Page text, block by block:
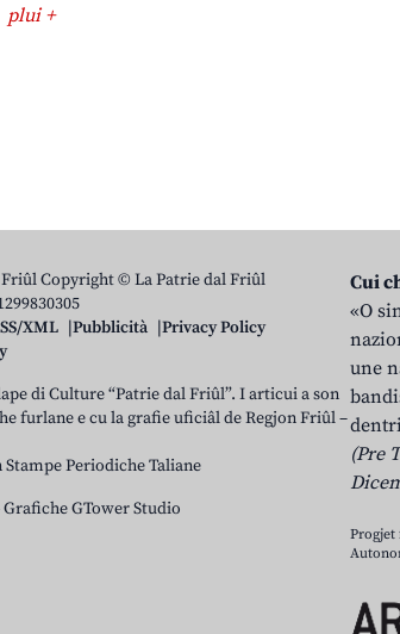
plui +
Copyright © La Patrie dal Friûl
XML Pubblicità
Privacy Policy
di Culture “Patrie dal Friûl”. I articui a son
furlane e cu la grafie uficiâl de Regjon Friûl –
Stampe Periodiche Taliane
Grafiche GTower Studio
Cui
«O
une
(Pre
Progjet